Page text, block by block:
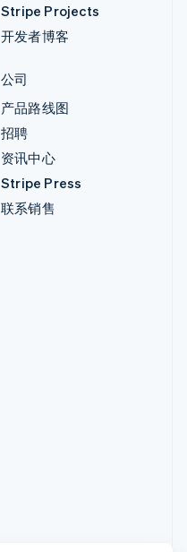
Stripe Projects
开发者博客
公司
产品路线图
招聘
资讯中心
Stripe Press
联系销售